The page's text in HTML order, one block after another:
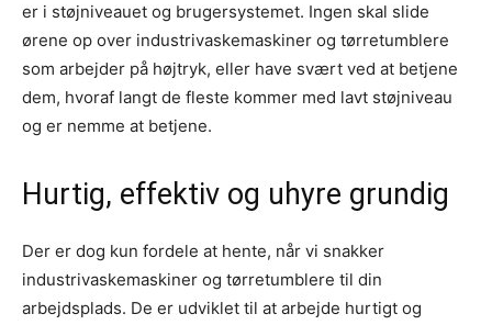
er i støjniveauet og brugersystemet. Ingen skal slide
ørene op over industrivaskemaskiner og tørretumblere
som arbejder på højtryk, eller have svært ved at betjene
dem, hvoraf langt de fleste kommer med lavt støjniveau
og er nemme at betjene.
Hurtig, effektiv og uhyre grundig
Der er dog kun fordele at hente, når vi snakker
industrivaskemaskiner og tørretumblere til din
arbejdsplads. De er udviklet til at arbejde hurtigt og